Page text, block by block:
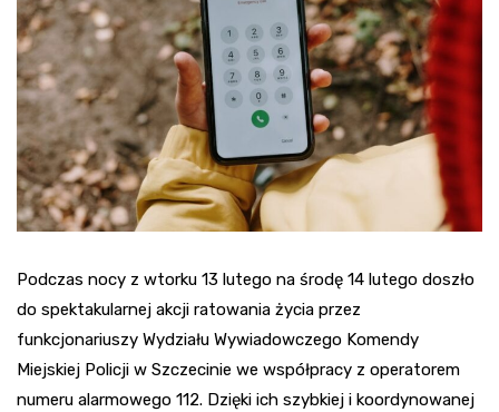
Podczas nocy z wtorku 13 lutego na środę 14 lutego doszło
do spektakularnej akcji ratowania życia przez
funkcjonariuszy Wydziału Wywiadowczego Komendy
Miejskiej Policji w Szczecinie we współpracy z operatorem
numeru alarmowego 112. Dzięki ich szybkiej i koordynowanej